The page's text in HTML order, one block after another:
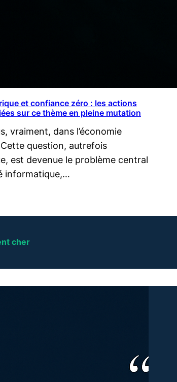
et confiance zéro : les actions
sur ce thème en pleine mutation
vraiment, dans l’économie
question, autrefois
est devenue le problème central
informatique,…
cher